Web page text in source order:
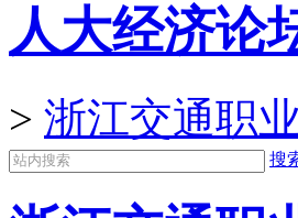
人大经济论
> 浙江交通职
搜